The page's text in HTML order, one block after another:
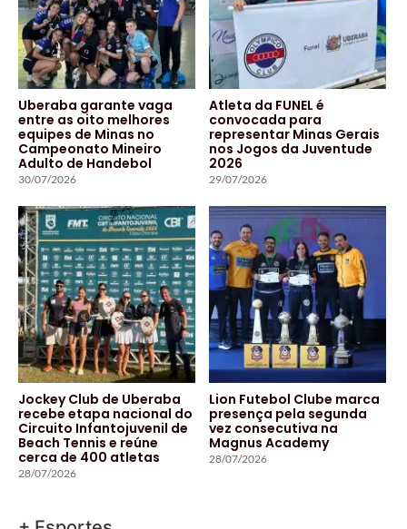
Uberaba garante vaga
entre as oito melhores
equipes de Minas no
Campeonato Mineiro
Adulto de Handebol
30/07/2026
Atleta da FUNEL é
convocada para
representar Minas Gerais
nos Jogos da Juventude
2026
29/07/2026
Jockey Club de Uberaba
recebe etapa nacional do
Circuito Infantojuvenil de
Beach Tennis e reúne
cerca de 400 atletas
28/07/2026
Lion Futebol Clube marca
presença pela segunda
vez consecutiva na
Magnus Academy
28/07/2026